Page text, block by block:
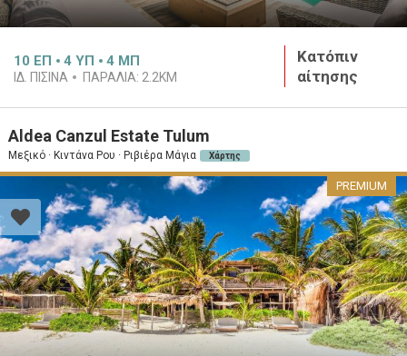
10 ΕΠ 4 ΥΠ 4 ΜΠ
ΙΔ. ΠΙΣΙΝΑ ΠΑΡΑΛΙΑ: 2.2KM
Κατόπιν
αίτησης
Aldea Canzul Estate Tulum
Μεξικό · Κιντάνα Ρου · Ριβιέρα Μάγια Χάρτης
PREMIUM